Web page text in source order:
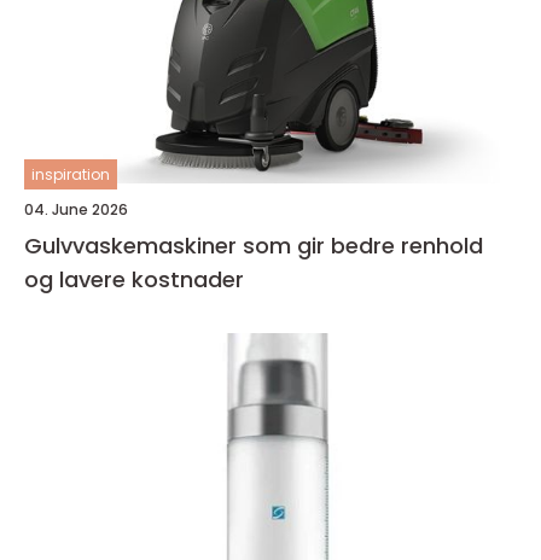
inspiration
04. June 2026
Gulvvaskemaskiner som gir bedre renhold
og lavere kostnader